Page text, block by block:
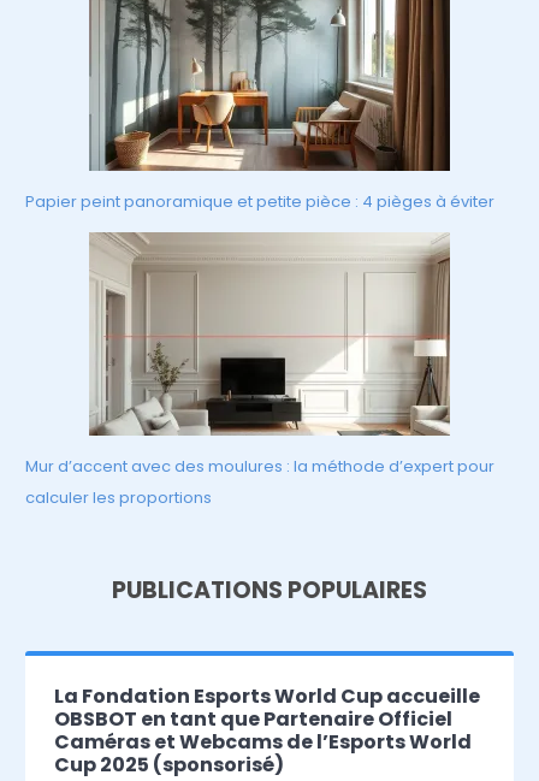
Papier peint panoramique et petite pièce : 4 pièges à éviter
Mur d’accent avec des moulures : la méthode d’expert pour
calculer les proportions
PUBLICATIONS POPULAIRES
La Fondation Esports World Cup accueille
OBSBOT en tant que Partenaire Officiel
Caméras et Webcams de l’Esports World
Cup 2025 (sponsorisé)